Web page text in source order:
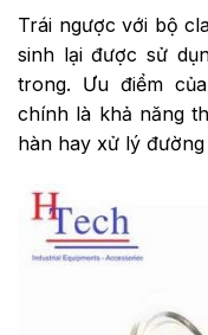
Trái ngược với bộ
sinh lại được sử
trong. Ưu điểm
chính là khả năng
hàn hay xử lý đường